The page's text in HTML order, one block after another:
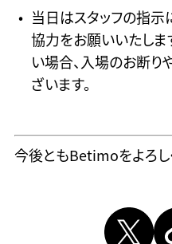
当日はスタッフの指示
協力をお願いいたしま
い場合、入場のお断
ざいます。
今後ともBetimoをよろし